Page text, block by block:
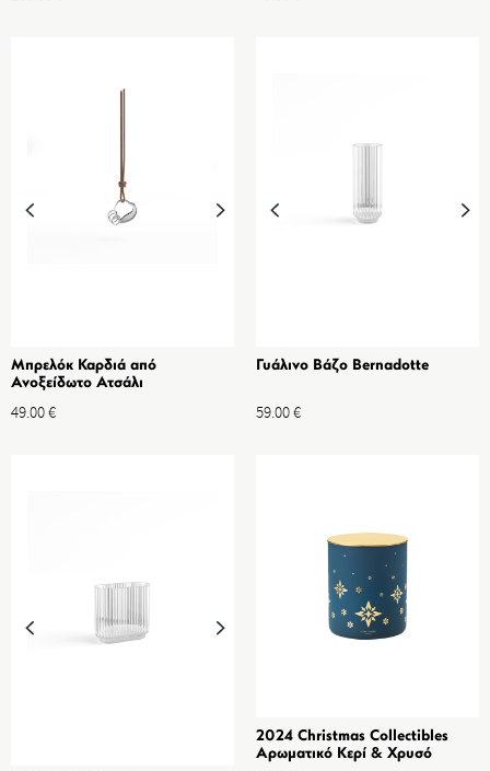
Μπρελόκ Καρδιά από
Ανοξείδωτο Ατσάλι
49.00€
Γυάλινο Βάζο Bernadotte
59.00€
2024 Christmas Collectibles
Αρωματικό Κερί & Χρυσό